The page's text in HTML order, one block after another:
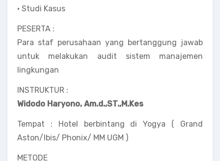
• Studi Kasus
PESERTA :
Para staf perusahaan yang bertanggung jawab
untuk melakukan audit sistem manajemen
lingkungan
INSTRUKTUR :
Widodo Haryono, Am.d.,ST.,M.Kes
Tempat : Hotel berbintang di Yogya ( Grand
Aston/Ibis/ Phonix/ MM UGM )
METODE